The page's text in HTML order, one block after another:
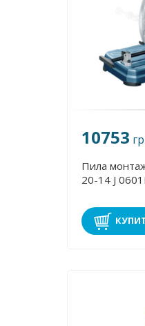
10753
Пила
20-14 J